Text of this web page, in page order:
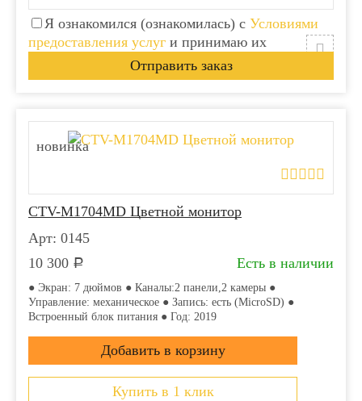
Я ознакомился (ознакомилась) с Условиями
предоставления услуг и принимаю их
новинка
CTV-M1704MD Цветной монитор
Арт: 0145
10 300 Р Есть в наличии
● Экран: 7 дюймов ● Каналы:2 панели,2 камеры ●
Управление: механическое ● Запись: есть (MicroSD) ●
Встроенный блок питания ● Год: 2019
Купить в 1 клик